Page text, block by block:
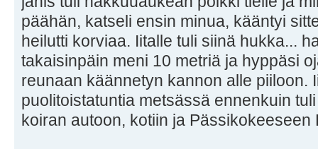
päähän, katseli ensin minua, kääntyi
heilutti korviaa. Iitalle tuli siinä hukka...
takaisinpäin meni 10 metriä ja hyppäsi
reunaan käännetyn kannon alle piiloon.
puolitoistatuntia metsässä ennenkuin
koiran autoon, kotiin ja Pässikokeeseen